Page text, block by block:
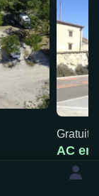
Gratuita
AC en